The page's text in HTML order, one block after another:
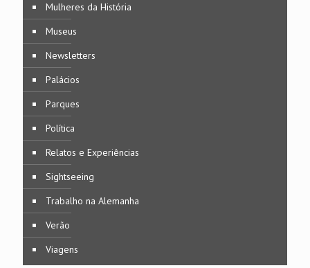
Mulheres da História
Museus
Newsletters
Palácios
Parques
Política
Relatos e Experiências
Sightseeing
Trabalho na Alemanha
Verão
Viagens